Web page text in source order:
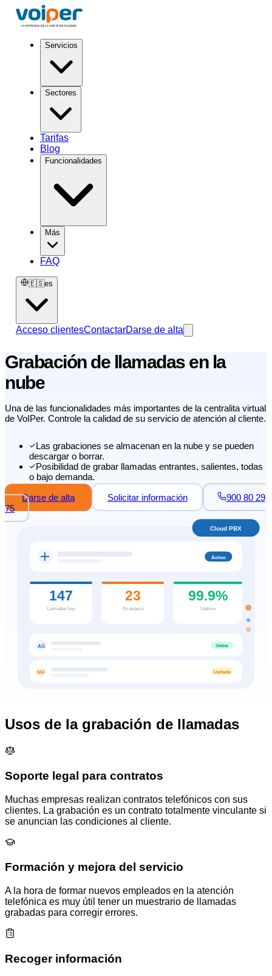
Servicios
Sectores
Tarifas
Blog
Funcionalidades
Más
FAQ
🇪🇸es
Acceso clientesContactarDarse de alta
Grabación de llamadas en la
nube
Una de las funcionalidades más importantes de la centralita virtual
de VoIPer. Controle la calidad de su servicio de atención al cliente.
Las grabaciones se almacenan en la nube y se pueden
descargar o borrar.
Posibilidad de grabar llamadas entrantes, salientes, todas
o bajo demanda.
Darse de alta
Solicitar información
900 80 29
75
Activo
147
Llamadas hoy
23
En espera
99.9%
Uptime
AG Online
MR Llamada
Cloud PBX
Usos de la grabación de llamadas
Soporte legal para contratos
Muchas empresas realizan contratos telefónicos con sus
clientes. La grabación es un contrato totalmente vinculante si
se anuncian las condiciones al cliente.
Formación y mejora del servicio
A la hora de formar nuevos empleados en la atención
telefónica es muy útil tener un muestrario de llamadas
grabadas para corregir errores.
Recoger información